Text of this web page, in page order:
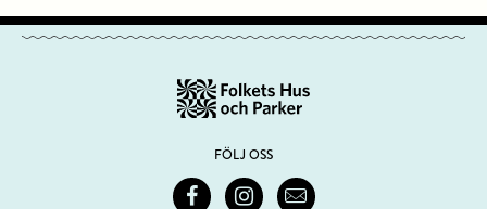
FÖLJ OSS